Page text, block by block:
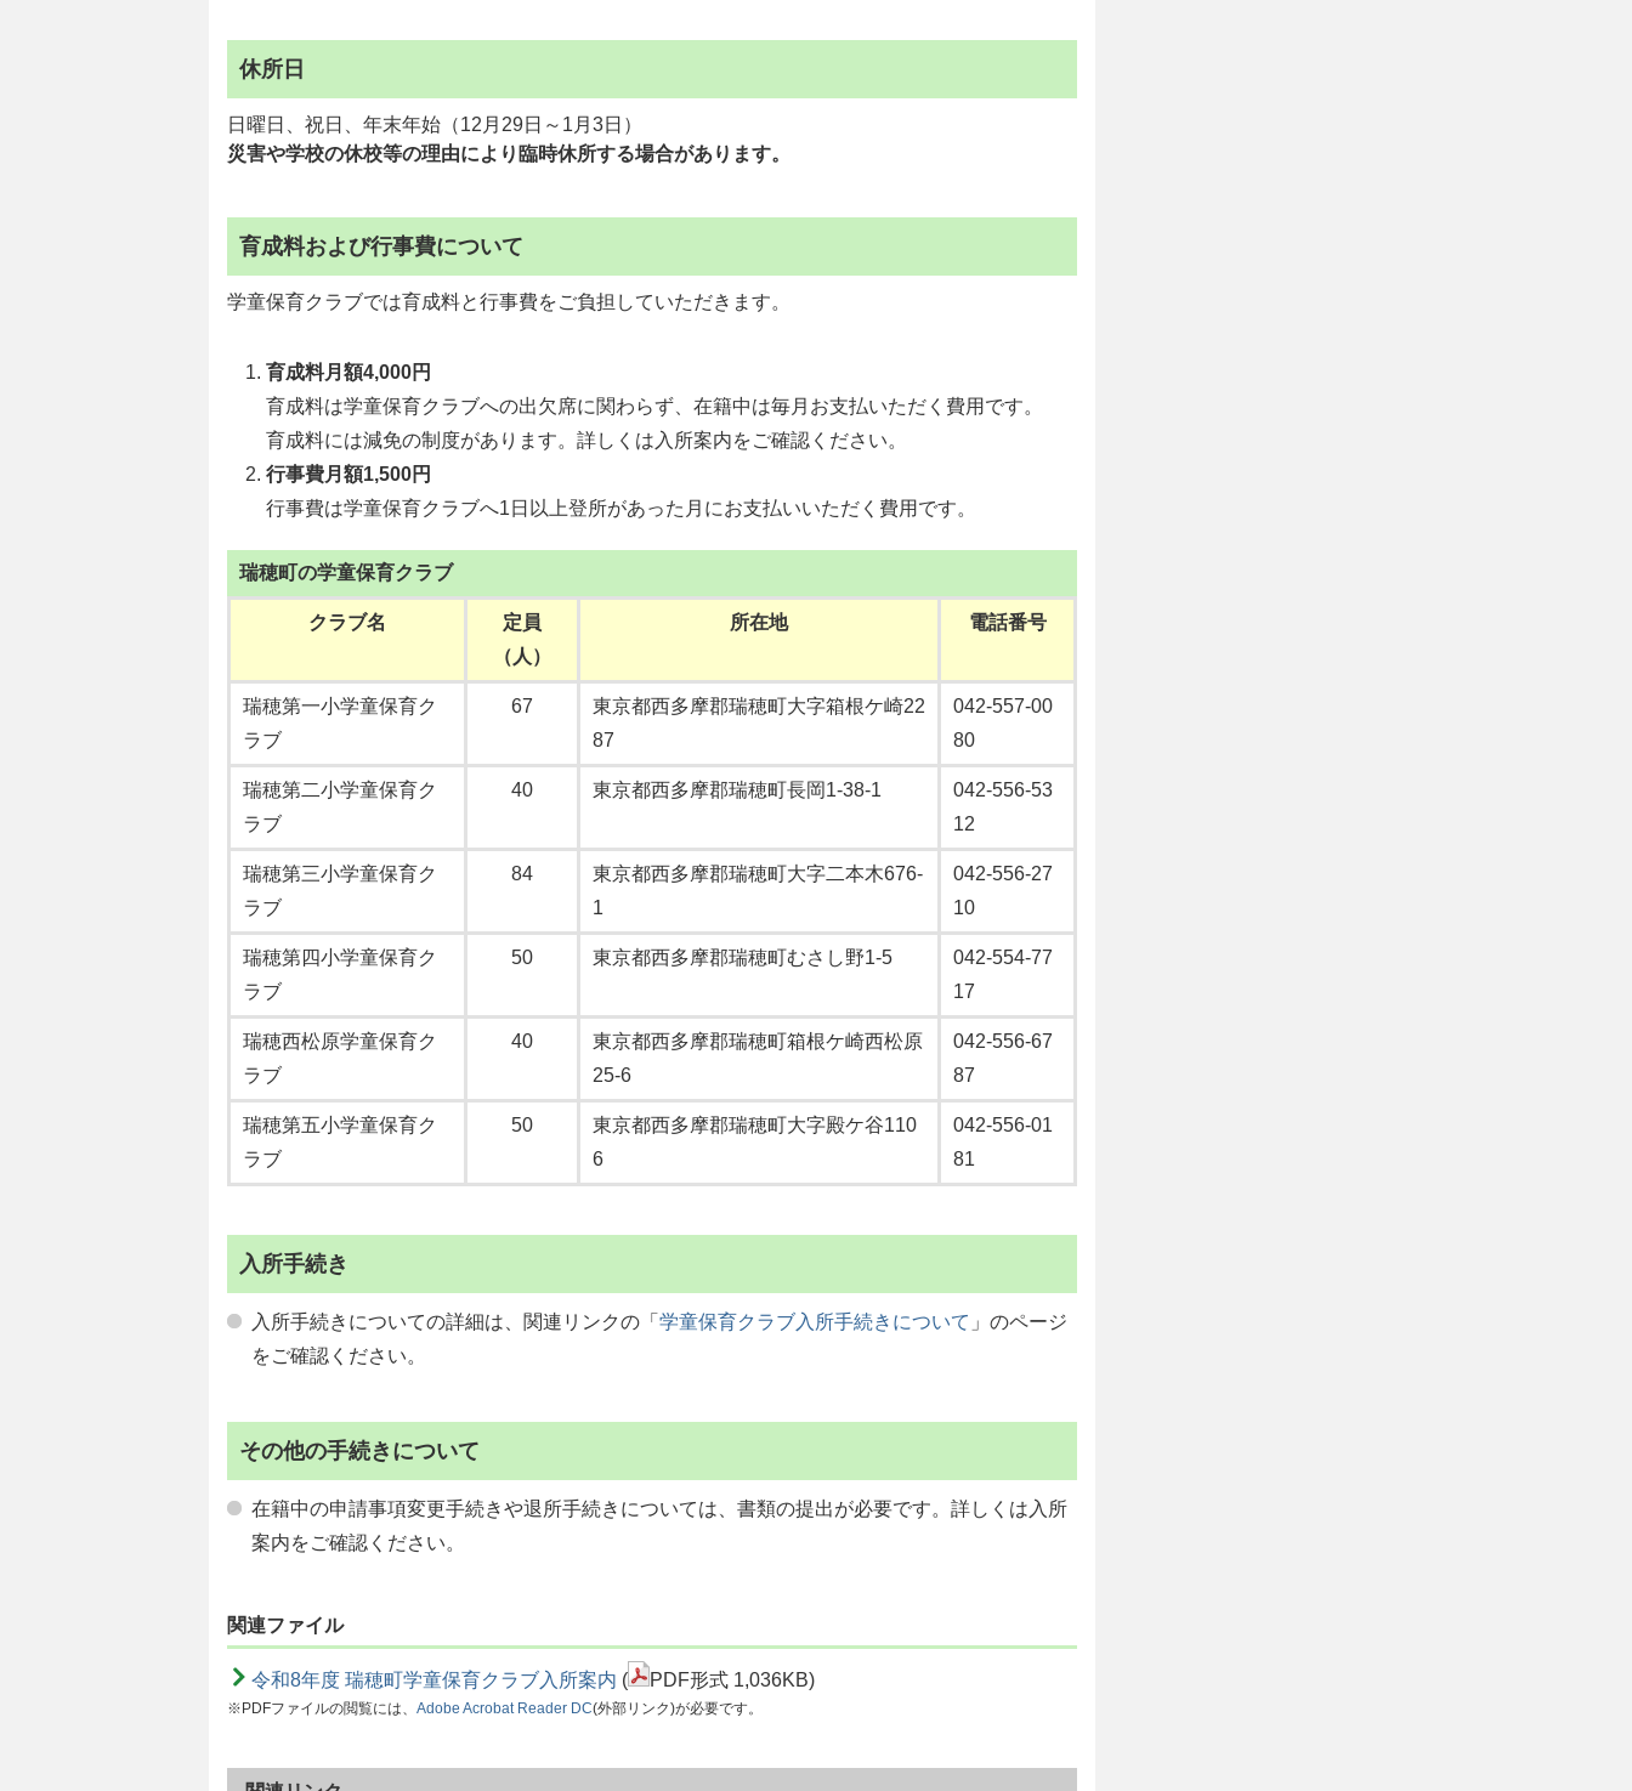
休所日
日曜日、祝日、年末年始（12月29日～1月3日）
災害や学校の休校等の理由により臨時休所する場合があります。
育成料および行事費について
学童保育クラブでは育成料と行事費をご負担していただきます。
育成料月額4,000円
育成料は学童保育クラブへの出欠席に関わらず、在籍中は毎月お支払いただく費用です。
育成料には減免の制度があります。詳しくは入所案内をご確認ください。
行事費月額1,500円
行事費は学童保育クラブへ1日以上登所があった月にお支払いいただく費用です。
瑞穂町の学童保育クラブ
クラブ名
定員
（人）
所在地 電話番号
瑞穂第一小学童保育ク
ラブ
67
東京都西多摩郡瑞穂町大字箱根ケ崎22
87
042-557-00
80
瑞穂第二小学童保育ク
ラブ
40 東京都西多摩郡瑞穂町長岡1-38-1
042-556-53
12
瑞穂第三小学童保育ク
ラブ
84
東京都西多摩郡瑞穂町大字二本木676-
1
042-556-27
10
瑞穂第四小学童保育ク
ラブ
50 東京都西多摩郡瑞穂町むさし野1-5
042-554-77
17
瑞穂西松原学童保育ク
ラブ
40
東京都西多摩郡瑞穂町箱根ケ崎西松原
25-6
042-556-67
87
瑞穂第五小学童保育ク
ラブ
50
東京都西多摩郡瑞穂町大字殿ケ谷110
6
042-556-01
81
入所手続き
入所手続きについての詳細は、関連リンクの「 学童保育クラブ入所手続きについて 」のページ
をご確認ください。
その他の手続きについて
在籍中の申請事項変更手続きや退所手続きについては、書類の提出が必要です。詳しくは入所
案内をご確認ください。
関連ファイル
令和8年度 瑞穂町学童保育クラブ入所案内 ( PDF形式 1,036KB)
※PDFファイルの閲覧には、 Adobe Acrobat Reader DC(外部リンク)が必要です。